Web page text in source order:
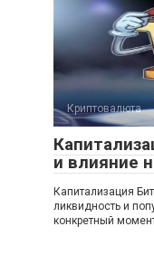
Криптовалюта
и влияние
Капитализация
ликвидность и
конкретный